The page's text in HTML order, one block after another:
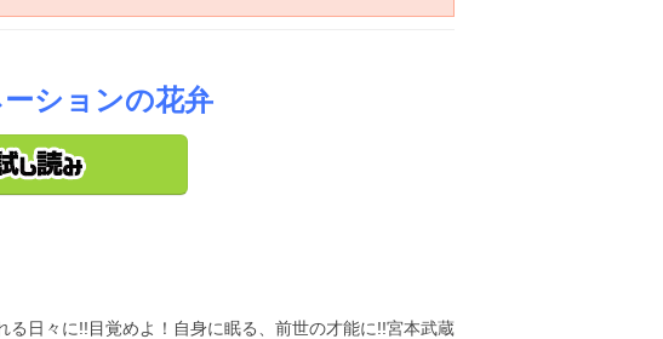
ションの花弁
る日々に!!目覚めよ！自身に眠る、前世の才能に!!宮本武蔵